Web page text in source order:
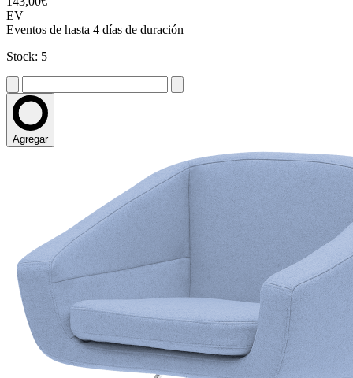
EV
Eventos de hasta 4 días de duración
Stock: 5
Agregar